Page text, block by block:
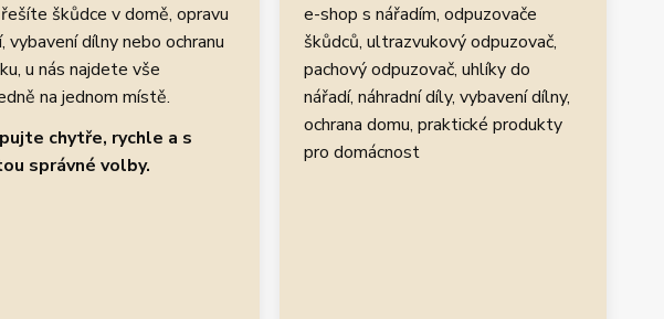
škůdce v domě, opravu
vybavení dílny nebo ochranu
u nás najdete vše
na jednom místě.
chytře, rychle a s
správné volby.
e-shop s nářadím, odpuzovače
škůdců, ultrazvukový odpuzovač,
pachový odpuzovač, uhlíky do
nářadí, náhradní díly, vybavení dílny,
ochrana domu, praktické produkty
pro domácnost